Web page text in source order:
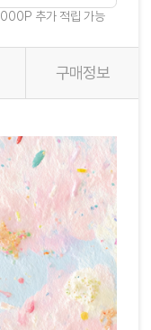
추가 적립 가능
구매정보